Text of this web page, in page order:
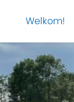
Welkom!